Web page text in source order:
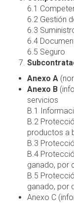
6.1
6.2 Gestión
6.3
6.4
6.5 Seguro
Anexo A
Anexo B
servicios
B.1
B.2
productos a
B.3
B.4
ganado, por
B.5
ganado, por
Anexo C